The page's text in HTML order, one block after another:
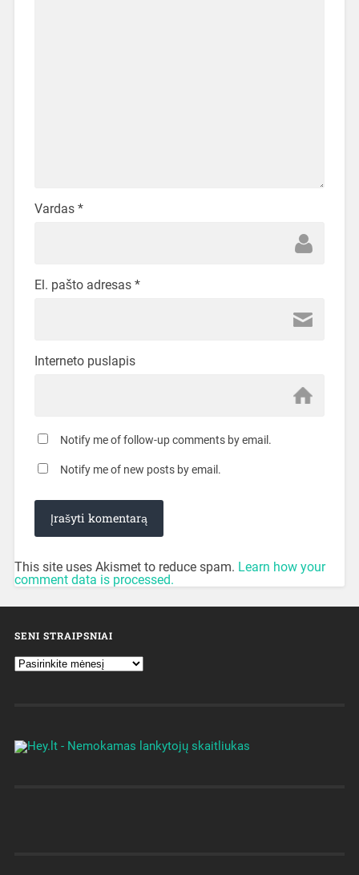
Vardas *
El. pašto adresas *
Interneto puslapis
Notify me of follow-up comments by email.
Notify me of new posts by email.
This site uses Akismet to reduce spam. Learn how your
comment data is processed.
SENI STRAIPSNIAI